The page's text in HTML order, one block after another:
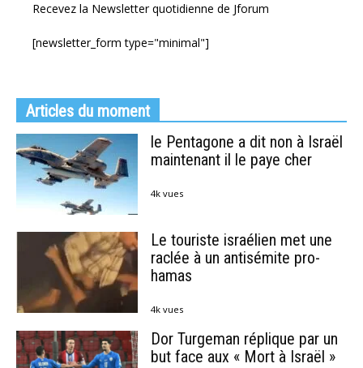
Recevez la Newsletter quotidienne de Jforum
[newsletter_form type="minimal"]
Articles du moment
le Pentagone a dit non à Israël
maintenant il le paye cher
4k vues
Le touriste israélien met une
raclée à un antisémite pro-
hamas
4k vues
Dor Turgeman réplique par un
but face aux « Mort à Israël »